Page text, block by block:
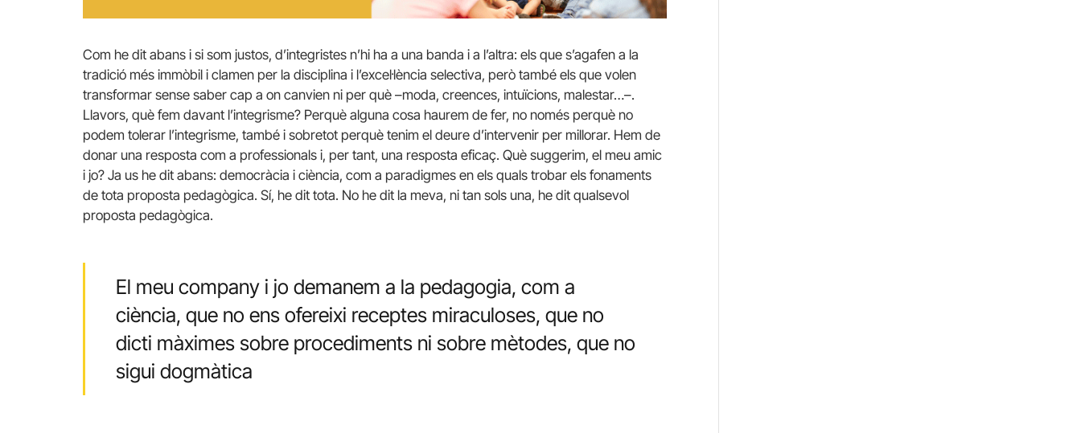
Com he dit abans i si som justos, d’integristes n’hi ha a una banda i a l’altra: els que s’agafen a la
tradició més immòbil i clamen per la disciplina i l’excel·lència selectiva, però també els que volen
transformar sense saber cap a on canvien ni per què –moda, creences, intuïcions, malestar…–.
Llavors, què fem davant l’integrisme? Perquè alguna cosa haurem de fer, no només perquè no
podem tolerar l’integrisme, també i sobretot perquè tenim el deure d’intervenir per millorar. Hem de
donar una resposta com a professionals i, per tant, una resposta eficaç. Què suggerim, el meu amic
i jo? Ja us he dit abans: democràcia i ciència, com a paradigmes en els quals trobar els fonaments
de tota proposta pedagògica. Sí, he dit tota. No he dit la meva, ni tan sols una, he dit qualsevol
proposta pedagògica.
El meu company i jo demanem a la pedagogia, com a
ciència, que no ens ofereixi receptes miraculoses, que no
dicti màximes sobre procediments ni sobre mètodes, que no
sigui dogmàtica